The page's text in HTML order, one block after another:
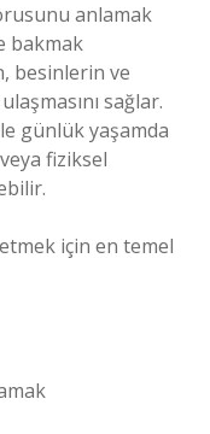
anlamak
bakmak
besinlerin ve
sağlar.
günlük yaşamda
fiziksel
için en temel